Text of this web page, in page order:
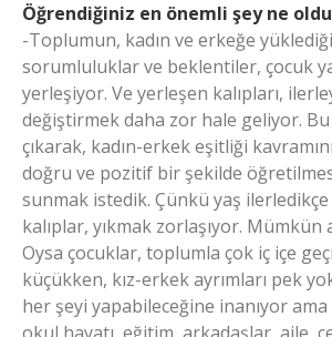
Öğrendiğiniz en önemli şey ne
-Toplumun, kadın ve erkeğe
sorumluluklar ve beklentiler, çocuk
yerleşiyor. Ve yerleşen kalıpları,
değiştirmek daha zor hale geliyor.
çıkarak, kadın-erkek eşitliği
doğru ve pozitif bir şekilde
sunmak istedik. Çünkü yaş
kalıplar, yıkmak zorlaşıyor. Mümkün
Oysa çocuklar, toplumla çok iç içe
küçükken, kız-erkek ayrımları pek
her şeyi yapabileceğine inanıyor ama